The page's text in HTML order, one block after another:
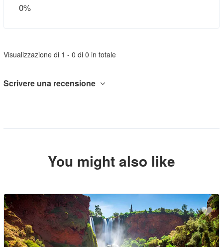
0%
Visualizzazione di 1 - 0 di 0 in totale
Scrivere una recensione
You might also like